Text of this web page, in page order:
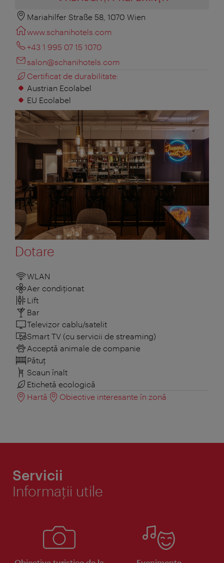
Mariahilfer Straße 58, 1070 Wien
www.schanihotels.com
+43 1 995 07 15 1070
salon@schanihotels.com
Certificat de durabilitate:
Austrian Ecolabel
EU Ecolabel
Dotare
WLAN
Aer condiționat
Lift
Bar
Televizor cablu/satelit
Smart TV (cu servicii de streaming)
Acceptă animale de companie
Pătuţ
Scaun înalt
Etichetă ecologică
Hartă
Obiective interesante în zonă
Servicii
Informaţii utile